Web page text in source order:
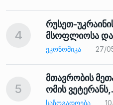
4
რუსეთ-
მსოფლიოსა
ᲔᲙᲝᲜᲝᲛᲘᲙᲐ 27/
5
მთავრობის
ომის
ᲡᲐᲖᲝᲒᲐᲓᲝᲔᲑᲐ